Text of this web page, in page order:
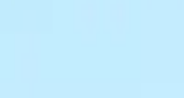
トVol.7（EX）